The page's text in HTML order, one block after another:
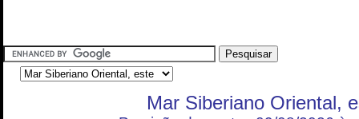
Mar Siberiano Oriental,